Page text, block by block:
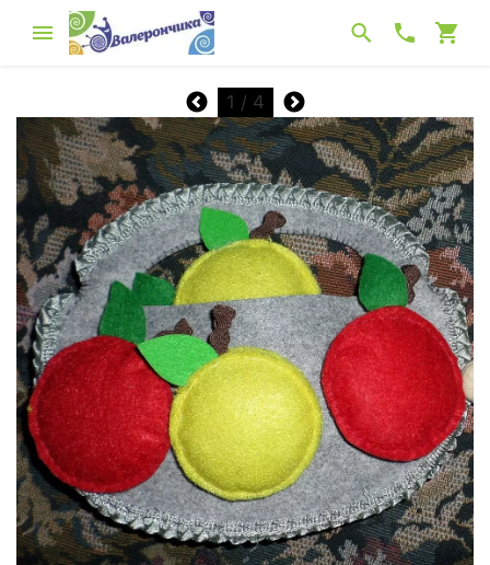
1 / 4